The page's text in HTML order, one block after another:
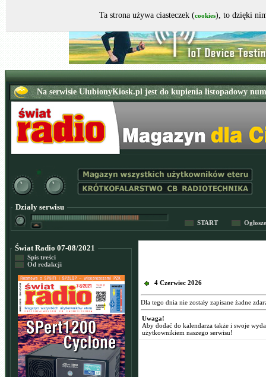
Działy serwisu
START
Świat Radio 07-08/2021
Spis treści
Od redakcji
4 Czerwiec 2026
Dla tego dnia nie zostały zapisane żadne
Uwaga!
Aby dodać do kalendarza także i swoje
użytkownikiem naszego serwisu!
Ta strona używa ciasteczek (cookies), to dzięki